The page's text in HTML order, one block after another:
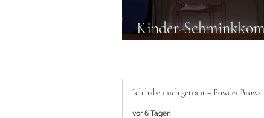
Kinder-
Ich habe mich getraut – Powder Brows
vor 6 Tagen